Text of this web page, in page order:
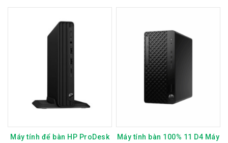
Máy tính để bàn HP ProDesk
Máy tính bàn 100% 11 D4 Máy